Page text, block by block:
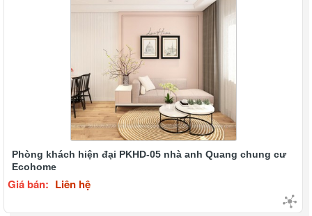
Phòng khách hiện đại PKHD-05 nhà anh Quang chung cư
Ecohome
Giá bán: Liên hệ